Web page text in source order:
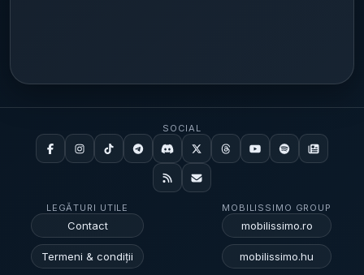
LEGĂTURI UTILE
Contact
Termeni & condiții
SOCIAL
MOBILISSIMO GROUP
mobilissimo.ro
mobilissimo.hu